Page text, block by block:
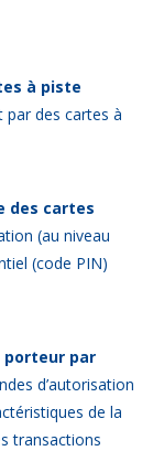
à piste
par des cartes à
des cartes
(au niveau
(code PIN)
porteur par
d’autorisation
de la
transactions